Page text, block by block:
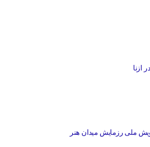
ازنا
ملی رزمایش میدان هنر